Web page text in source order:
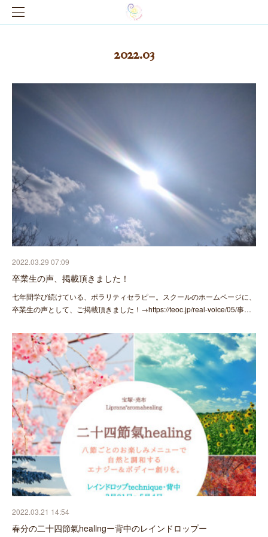
2022.03
2022.03.29 07:09
卒業生の声、掲載頂きました！
七年間学び続けている、ポラリティセラピー。スクールのホームページに、
卒業生の声として、ご掲載頂きました！→https://teoc.jp/real-voice/05/事…
2022.03.21 14:54
春分の二十四節氣healingー背中のレインドロップー